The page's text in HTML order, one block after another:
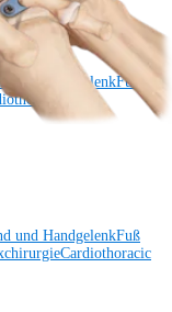
und HandgelenkFuß
und HandgelenkFuß
Cardiothoracic